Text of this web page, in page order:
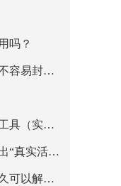
吗？
2026年WhatsApp群发怎么做才不容易封号？
20226年6款有效WhatsApp筛选工具（实测+适用人群）
怎么从一堆WhatsApp号码里筛出“真实活跃用户”？
WhatsApp手机号码被禁用后多久可以解禁？